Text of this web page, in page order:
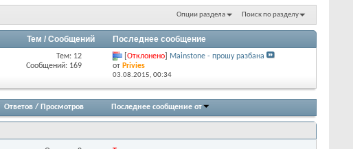
Опции раздела Поиск по разделу
Тем / Сообщений Последнее сообщение
Тем: 12
Сообщений: 169
[ Отклонено]
Mainstone - прошу разбана
от Privies
03.08.2015, 00:34
Ответов / Просмотров Последнее сообщение от